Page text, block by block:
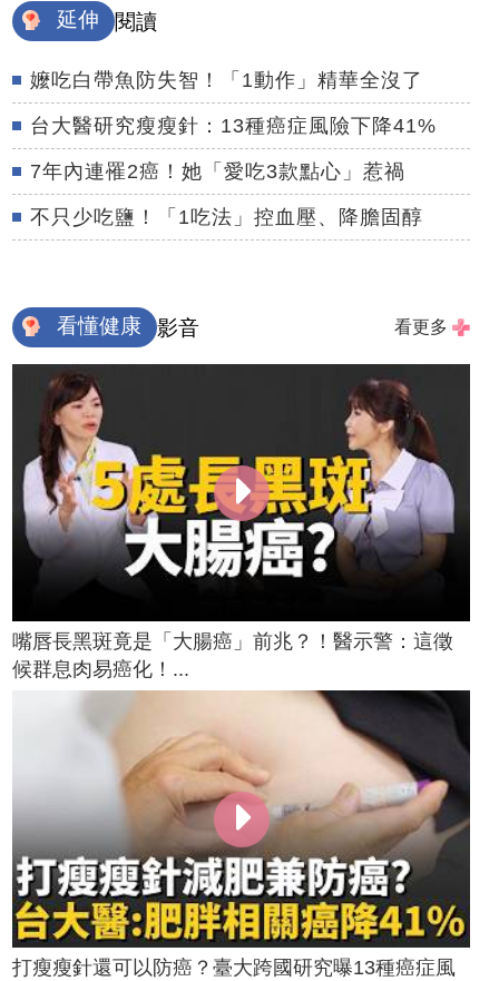
延伸 閱讀
嬤吃白帶魚防失智！「1動作」精華全沒了
台大醫研究瘦瘦針：13種癌症風險下降41%
7年內連罹2癌！她「愛吃3款點心」惹禍
不只少吃鹽！「1吃法」控血壓、降膽固醇
看懂健康 影音 看更多
嘴唇長黑斑竟是「大腸癌」前兆？！醫示警：這徵
候群息肉易癌化！...
打瘦瘦針還可以防癌？臺大跨國研究曝13種癌症風